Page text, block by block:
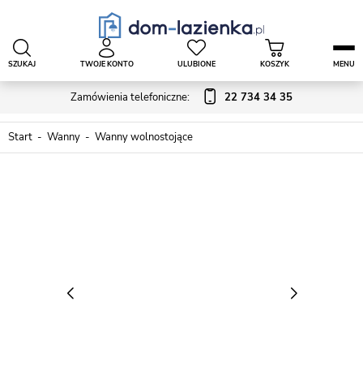
Zamówienia telefoniczne: 22 734 34 35
SZUKAJ TWOJE KONTO ULUBIONE KOSZYK MENU
Start Wanny Wanny wolnostojące